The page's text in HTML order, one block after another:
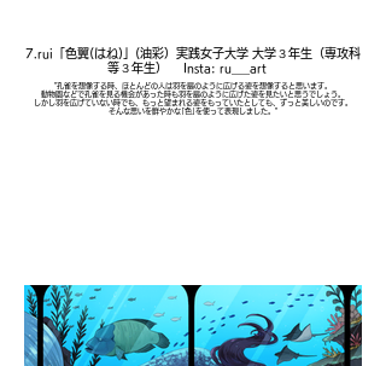
7.rui「色翼(はね)」(油彩）実践女子大学 大学３年生（専攻科
等３年生） Insta: ru___art
"孔雀を想像する時、ほとんどの人は羽を扇のように広げる姿を想像すると思います。
動物園などで孔雀を見る機会があった時も羽を扇のように広げた姿を見たいと思うでしょう。
しかし羽を広げていない時でも、もっと望まれる姿をもっていたとしても、ずっと美しいのです。
そんな思いを鮮やかな｢色｣を使って表現しました。"